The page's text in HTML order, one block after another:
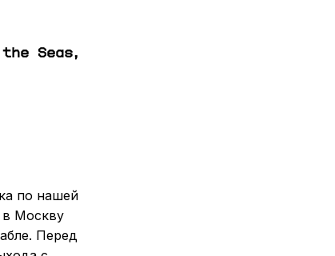
Seas,
по нашей
в Москву
Перед